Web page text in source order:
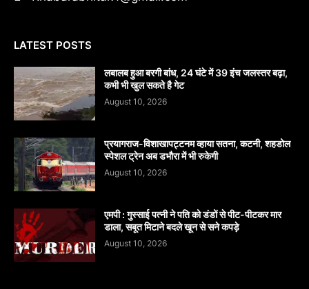
LATEST POSTS
लबालब हुआ बरगी बांध, 24 घंटे में 39 इंच जलस्तर बढ़ा,
कभी भी खुल सकते है गेट
August 10, 2026
प्रयागराज-विशाखापट्टनम व्हाया सतना, कटनी, शहडोल
स्पेशल ट्रेन अब डभौरा में भी रुकेगी
August 10, 2026
एमपी : गुस्साई पत्नी ने पति को डंडों से पीट-पीटकर मार
डाला, सबूत मिटाने बदले खून से सने कपड़े
August 10, 2026